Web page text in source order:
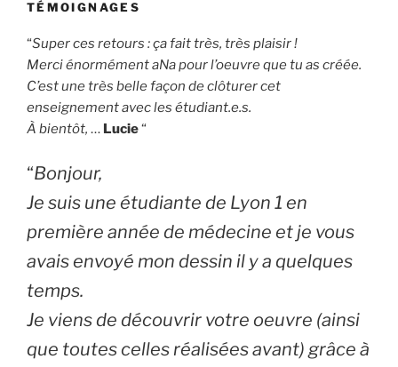
TÉMOIGNAGES
“Super ces retours : ça fait très, très plaisir !
Merci énormément aNa pour l’oeuvre que tu as créée.
C’est une très belle façon de clôturer cet
enseignement avec les étudiant.e.s.
À bientôt, … Lucie“
“Bonjour,
Je suis une étudiante de Lyon 1 en
première année de médecine et je vous
avais envoyé mon dessin il y a quelques
temps.
Je viens de découvrir votre oeuvre (ainsi
que toutes celles réalisées avant) grâce à